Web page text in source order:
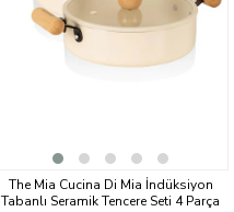
The Mia Cucina Di Mia İndüksiyon
Tabanlı Seramik Tencere Seti 4 Parça